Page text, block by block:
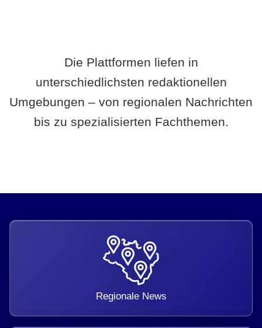
Die Plattformen liefen in
unterschiedlichsten redaktionellen
Umgebungen – von regionalen Nachrichten
bis zu spezialisierten Fachthemen.
Regionale News